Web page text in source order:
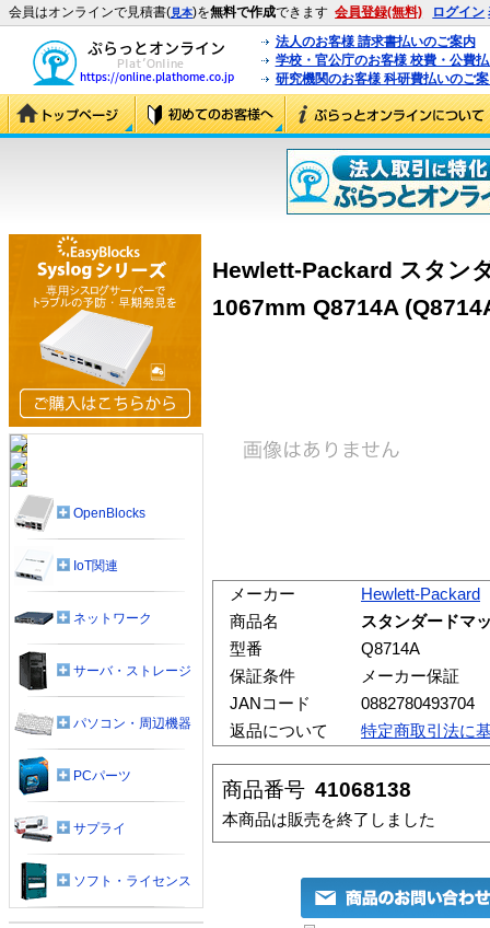
会員はオンラインで見積書(見本)を無料で作成できます 会員登録(無料) ログイン
法人のお客様 請求書払いのご案内
学校・官公庁のお客様 校費・公費
研究機関のお客様 科研費払いのご
Hewlett-Packard スタン
1067mm Q8714A
メーカー
Hewlett-Packard
商品名
スタンダードマ
型番
Q8714A
保証条件
メーカー保証
JANコード
0882780493704
返品について
特定商取引法に
商品番号 41068138
本商品は販売を終了しました
OpenBlocks
IoT関連
ネットワーク
サーバ・ストレージ
パソコン・周辺機器
PCパーツ
サプライ
ソフト・ライセンス